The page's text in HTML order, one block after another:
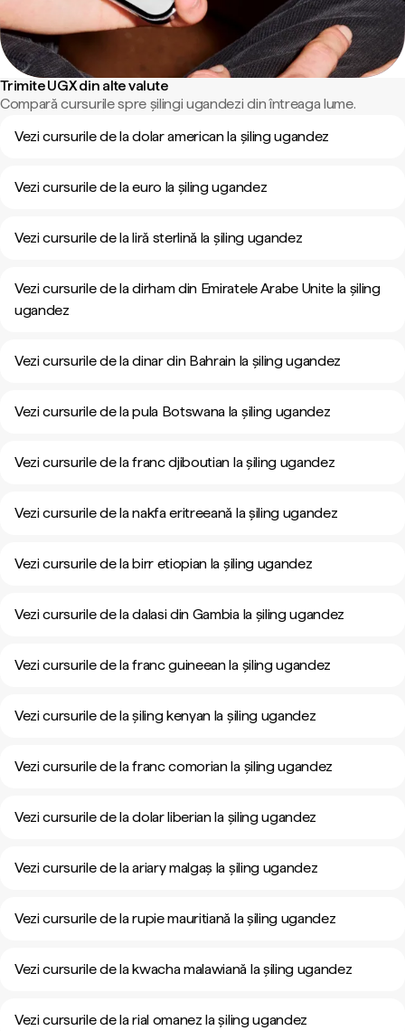
Trimite UGX din alte valute
Compară cursurile spre șilingi ugandezi din întreaga lume.
Vezi cursurile de la dolar american la șiling ugandez
Vezi cursurile de la euro la șiling ugandez
Vezi cursurile de la liră sterlină la șiling ugandez
Vezi cursurile de la dirham din Emiratele Arabe Unite la șiling
ugandez
Vezi cursurile de la dinar din Bahrain la șiling ugandez
Vezi cursurile de la pula Botswana la șiling ugandez
Vezi cursurile de la franc djiboutian la șiling ugandez
Vezi cursurile de la nakfa eritreeană la șiling ugandez
Vezi cursurile de la birr etiopian la șiling ugandez
Vezi cursurile de la dalasi din Gambia la șiling ugandez
Vezi cursurile de la franc guineean la șiling ugandez
Vezi cursurile de la șiling kenyan la șiling ugandez
Vezi cursurile de la franc comorian la șiling ugandez
Vezi cursurile de la dolar liberian la șiling ugandez
Vezi cursurile de la ariary malgaș la șiling ugandez
Vezi cursurile de la rupie mauritiană la șiling ugandez
Vezi cursurile de la kwacha malawiană la șiling ugandez
Vezi cursurile de la rial omanez la șiling ugandez